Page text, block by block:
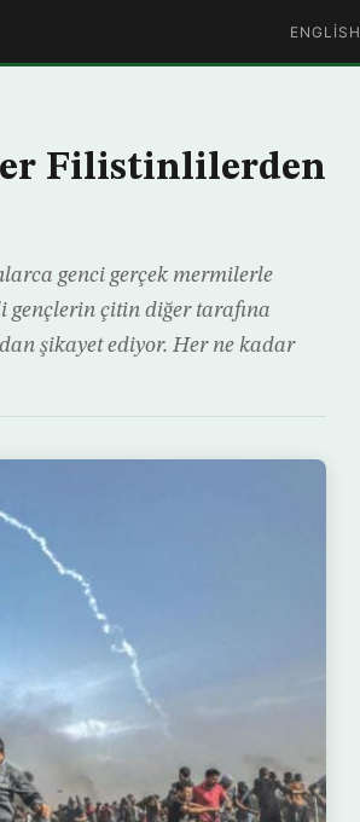
ENGLISH
Filistinlilerden
genci gerçek mermilerle
çitin diğer tarafına
şikayet ediyor. Her ne kadar